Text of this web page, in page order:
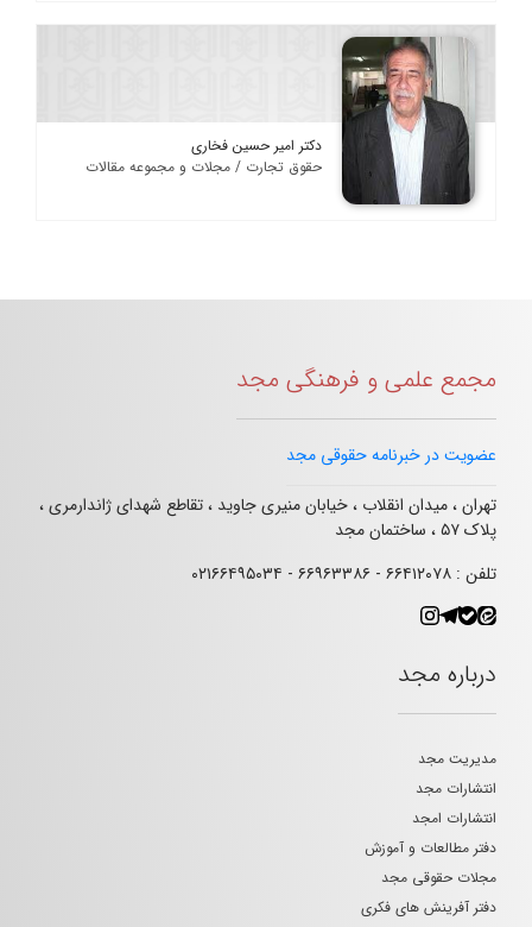
دکتر امیر حسین فخاری
حقوق تجارت / مجلات و مجموعه مقالات
مجمع علمی و فرهنگی مجد
عضویت در خبرنامه حقوقی مجد
تهران ، میدان انقلاب ، خیابان منیری جاوید ، تقاطع شهدای ژاندارمری ،
پلاک ۵۷ ، ساختمان مجد
تلفن : ۶۶۴۱۲۰۷۸ - ۶۶۹۶۳۳۸۶ - ۰۲۱۶۶۴۹۵۰۳۴
درباره مجد
مدیریت مجد
انتشارات مجد
انتشارات امجد
دفتر مطالعات و آموزش
مجلات حقوقی مجد
دفتر آفرینش های فکری